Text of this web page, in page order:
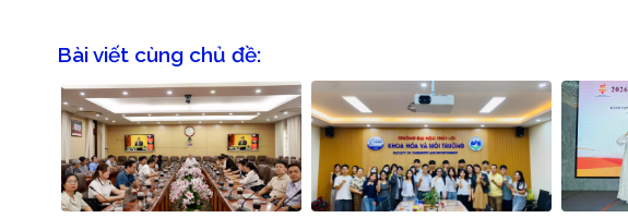
Bài viết cùng chủ đề: